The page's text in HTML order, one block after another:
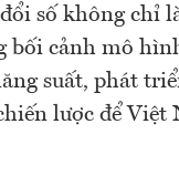
số không chỉ
bối cảnh mô
suất, phát
lược để